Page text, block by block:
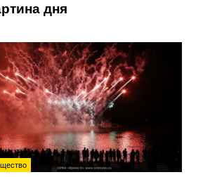
дня